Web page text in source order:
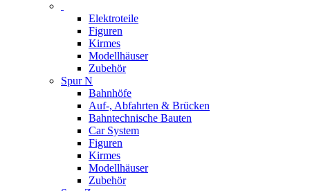
Elektroteile
Figuren
Kirmes
Modellhäuser
Zubehör
Spur N
Bahnhöfe
Auf-, Abfahrten & Brücken
Bahntechnische Bauten
Car System
Figuren
Kirmes
Modellhäuser
Zubehör